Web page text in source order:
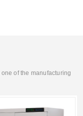
of the manufacturing